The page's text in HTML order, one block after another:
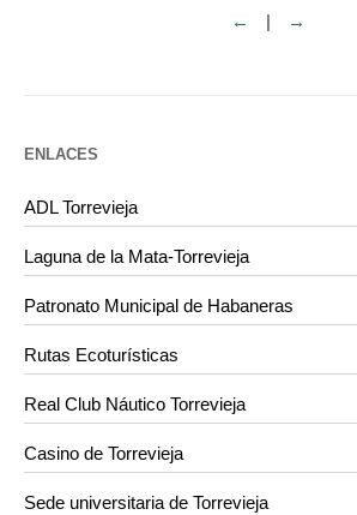
← | →
ENLACES
ADL Torrevieja
Laguna de la Mata-Torrevieja
Patronato Municipal de Habaneras
Rutas Ecoturísticas
Real Club Náutico Torrevieja
Casino de Torrevieja
Sede universitaria de Torrevieja